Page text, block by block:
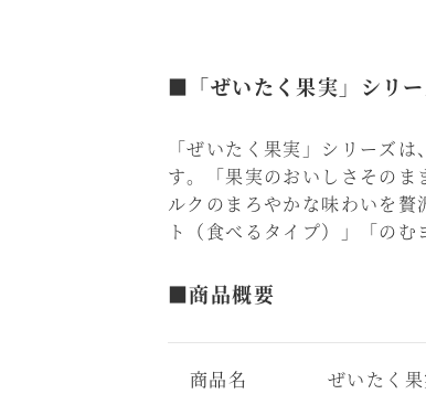
■「ぜいたく果実」シリ
「ぜいたく果実」シリーズ
す。「果実のおいしさその
ルクのまろやかな味わいを
ト（食べるタイプ）」「のむ
■商品概要
商品名 ぜいたく